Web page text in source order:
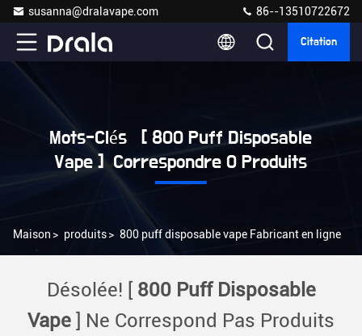
susanna@dralavape.com 86--13510722672
Citation
Mots-Clés [ 800 Puff Disposable
Vape ] Correspondre 0 Produits
Maison > produits> 800 puff disposable vape Fabricant en ligne
Désolée! [ 800 Puff Disposable
Vape ] Ne Correspond Pas Produits